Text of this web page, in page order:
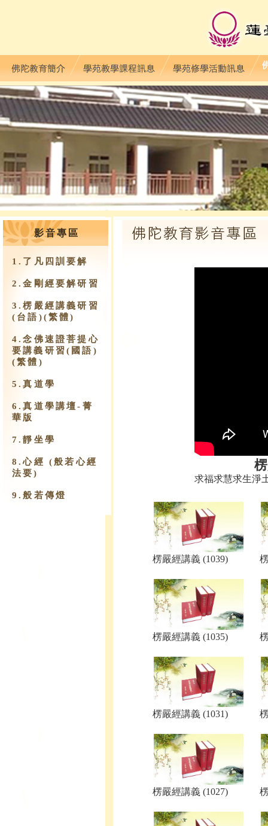
影音專區
1.了凡四訓要解
2.金剛經要解研習
3.楞嚴經講義研習
(台語)(繁體)
4.念佛速證菩提心
要講義研習(國語)
(繁體)
5.真道學
6.真道學講壇-菁
華版
7.靜坐學
8.心經 (般若心經
法要)
9.​般若傳燈
求福求慧求生淨
楞嚴經講義 (1039)
楞嚴經講義 (1035)
楞嚴經講義 (1031)
楞嚴經講義 (1027)